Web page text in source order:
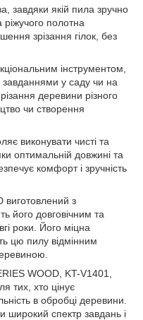
завдяки якій пила зручно
полотна
зрізання гілок, без
інструментом,
завданнями у саду чи на
деревини різного
чи створення
виконувати чисті та
оптимальній довжині та
комфорт і зручність
виготовлений з
його довговічним та
роки. Його міцна
цю пилу відмінним
WOOD, KT-V1401,
тих, хто цінує
в обробці деревини.
широкий спектр завдань і